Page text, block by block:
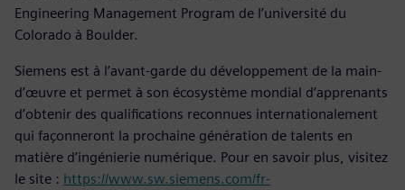
Engineering Management Program de l’université du
Colorado à Boulder.
Siemens est à l’avant-garde du développement de la main-
d’œuvre et permet à son écosystème mondial d’apprenants
d’obtenir des qualifications reconnues internationalement
qui façonneront la prochaine génération de talents en
matière d’ingénierie numérique. Pour en savoir plus, visitez
le site : https://www.sw.siemens.com/fr-